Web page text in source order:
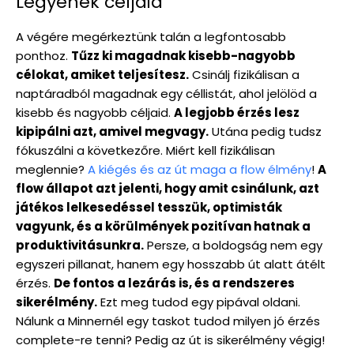
A végére megérkeztünk talán a legfontosabb
ponthoz. Tűzz ki magadnak kisebb-nagyobb
célokat, amiket teljesítesz.Csinálj fizikálisan a
naptáradból magadnak egy céllistát, ahol jelölöd a
kisebb és nagyobb céljaid. A legjobb érzés lesz
kipipálni azt, amivel megvagy.Utána pedig tudsz
fókuszálni a következőre. Miért kell fizikálisan
meglennie? A kiégés és az út maga a flow élmény!A
flow állapot azt jelenti, hogy amit csinálunk, azt
játékos lelkesedéssel tesszük, optimisták
vagyunk, és a körülmények pozitívan hatnak a
produktivitásunkra.Persze, a boldogság nem egy
egyszeri pillanat, hanem egy hosszabb út alatt átélt
érzés. De fontos a lezárás is, és a rendszeres
sikerélmény.Ezt meg tudod egy pipával oldani.
Nálunk a Minnernél egy taskot tudod milyen jó érzés
complete-re tenni? Pedig az út is sikerélmény végig!